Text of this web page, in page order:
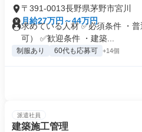
〒391-0013長野県茅野市宮川
月給27万円～44万円
求めている人材 ✅必須条件 ・
可） ✅歓迎条件 ・建築...
制服あり 60代も応募可 +14個
派遣社員
建築施工管理